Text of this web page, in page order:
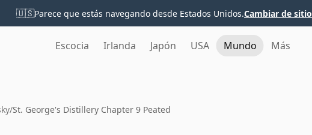
🇺🇸Parece que estás navegando desde Estados Unidos.Cambiar de sitio
Escocia Irlanda Japón USA Mundo Más
/St. George's Distillery Chapter 9 Peated